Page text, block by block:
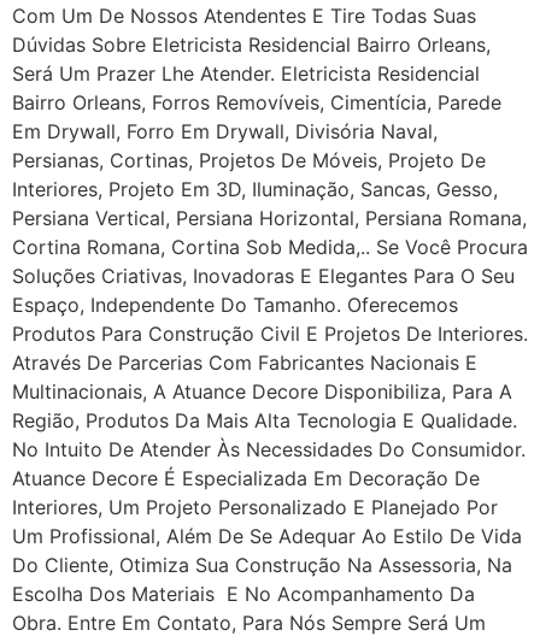
Com Um De Nossos Atendentes E Tire Todas Suas
Dúvidas Sobre Eletricista Residencial Bairro Orleans,
Será Um Prazer Lhe Atender. Eletricista Residencial
Bairro Orleans, Forros Removíveis, Cimentícia, Parede
Em Drywall, Forro Em Drywall, Divisória Naval,
Persianas, Cortinas, Projetos De Móveis, Projeto De
Interiores, Projeto Em 3D, Iluminação, Sancas, Gesso,
Persiana Vertical, Persiana Horizontal, Persiana Romana,
Cortina Romana, Cortina Sob Medida,.. Se Você Procura
Soluções Criativas, Inovadoras E Elegantes Para O Seu
Espaço, Independente Do Tamanho. Oferecemos
Produtos Para Construção Civil E Projetos De Interiores.
Através De Parcerias Com Fabricantes Nacionais E
Multinacionais, A Atuance Decore Disponibiliza, Para A
Região, Produtos Da Mais Alta Tecnologia E Qualidade.
No Intuito De Atender Às Necessidades Do Consumidor.
Atuance Decore É Especializada Em Decoração De
Interiores, Um Projeto Personalizado E Planejado Por
Um Profissional, Além De Se Adequar Ao Estilo De Vida
Do Cliente, Otimiza Sua Construção Na Assessoria, Na
Escolha Dos Materiais E No Acompanhamento Da
Obra. Entre Em Contato, Para Nós Sempre Será Um